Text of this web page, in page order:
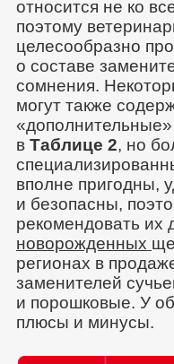
относится не ко
поэтому
целесообразно
о составе
сомнения.
могут также
в Таблице 2, но
вполне пригодны,
и безопасны,
рекомендовать их
новорожденных
регионах в
заменителей
и порошковые. У
плюсы и минусы.